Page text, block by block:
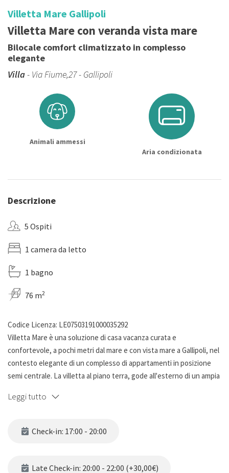
Villetta Mare Gallipoli
Villetta Mare con veranda vista mare
Bilocale comfort climatizzato in complesso
elegante
Villa- Via Fiume,27 - Gallipoli
Animali ammessi
Aria condizionata
Descrizione
5 Ospiti
1 camera da letto
1 bagno
76 m2
Codice Licenza: LE07503191000035292
Villetta Mare è una soluzione di casa vacanza curata e
confortevole, a pochi metri dal mare e con vista mare a Gallipoli, nel
contesto elegante di un complesso di appartamenti in posizione
semi centrale. La villetta al piano terra, gode all'esterno di un ampia
rilassarsi e godersi un pranzo o una cena godendosi il tramonto. La
letto matrimoniale ed un ulteriore posto letto, cucina completa di
climatizzata. L' area soggiorno e la camera da letto si affacciano
Leggi tutto
Check-in: 17:00 - 20:00
Late Check-in: 20:00 - 22:00 (+30,00€)